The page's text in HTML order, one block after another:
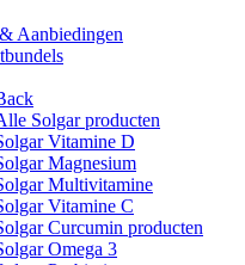
Aanbiedingen
Solgar producten
Vitamine D
Magnesium
Multivitamine
Vitamine C
Curcumin producten
Omega 3